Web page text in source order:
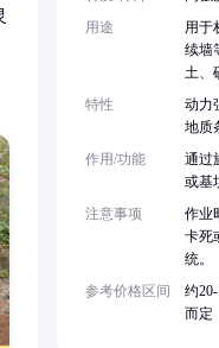
用途
用于
续墙
土、
特性
动力
地质
作用/功能
通过
或基
注意事项
作业
卡死
统。
参考价格区间
约
而定